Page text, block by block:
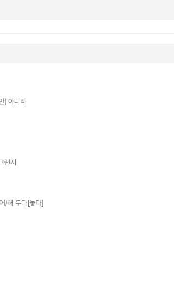
) 아니라
런지
/해 두다[놓다]